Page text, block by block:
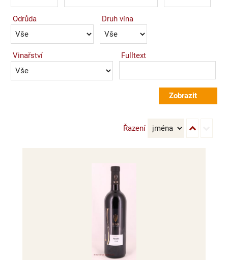
Odrůda Druh vína
Vinařství Fulltext
Řazení